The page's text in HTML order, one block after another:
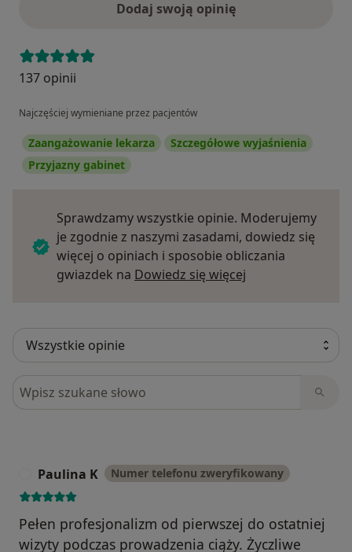
Dodaj swoją opinię
137 opinii
Najczęściej wymieniane przez pacjentów
Zaangażowanie lekarza
Szczegółowe wyjaśnienia
Przyjazny gabinet
Sprawdzamy wszystkie opinie. Moderujemy
je zgodnie z naszymi zasadami, dowiedz się
więcej o opiniach i sposobie obliczania
gwiazdek na Dowiedz się więcej
Szukaj w opiniach
Paulina K Numer telefonu zweryfikowany
Pełen profesjonalizm od pierwszej do ostatniej
wizyty podczas prowadzenia ciąży. Życzliwe